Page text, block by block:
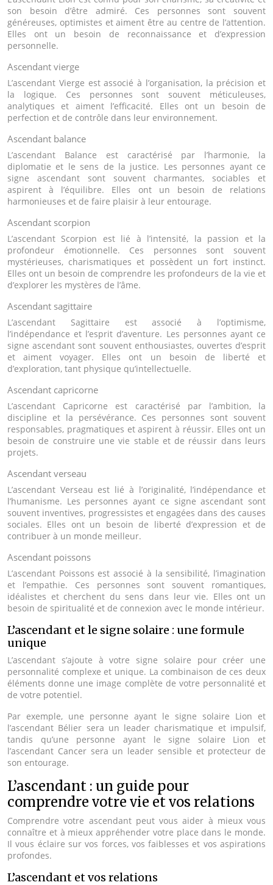
son besoin d’être admiré. Ces personnes sont souvent
généreuses, optimistes et aiment être au centre de l’attention.
Elles ont un besoin de reconnaissance et d’expression
personnelle.
Ascendant vierge
L’ascendant Vierge est associé à l’organisation, la précision et
la logique. Ces personnes sont souvent méticuleuses,
analytiques et aiment l’efficacité. Elles ont un besoin de
perfection et de contrôle dans leur environnement.
Ascendant balance
L’ascendant Balance est caractérisé par l’harmonie, la
diplomatie et le sens de la justice. Les personnes ayant ce
signe ascendant sont souvent charmantes, sociables et
aspirent à l’équilibre. Elles ont un besoin de relations
harmonieuses et de faire plaisir à leur entourage.
Ascendant scorpion
L’ascendant Scorpion est lié à l’intensité, la passion et la
profondeur émotionnelle. Ces personnes sont souvent
mystérieuses, charismatiques et possèdent un fort instinct.
Elles ont un besoin de comprendre les profondeurs de la vie et
d’explorer les mystères de l’âme.
Ascendant sagittaire
L’ascendant Sagittaire est associé à l’optimisme,
l’indépendance et l’esprit d’aventure. Les personnes ayant ce
signe ascendant sont souvent enthousiastes, ouvertes d’esprit
et aiment voyager. Elles ont un besoin de liberté et
d’exploration, tant physique qu’intellectuelle.
Ascendant capricorne
L’ascendant Capricorne est caractérisé par l’ambition, la
discipline et la persévérance. Ces personnes sont souvent
responsables, pragmatiques et aspirent à réussir. Elles ont un
besoin de construire une vie stable et de réussir dans leurs
projets.
Ascendant verseau
L’ascendant Verseau est lié à l’originalité, l’indépendance et
l’humanisme. Les personnes ayant ce signe ascendant sont
souvent inventives, progressistes et engagées dans des causes
sociales. Elles ont un besoin de liberté d’expression et de
contribuer à un monde meilleur.
Ascendant poissons
L’ascendant Poissons est associé à la sensibilité, l’imagination
et l’empathie. Ces personnes sont souvent romantiques,
idéalistes et cherchent du sens dans leur vie. Elles ont un
besoin de spiritualité et de connexion avec le monde intérieur.
L’ascendant et le signe solaire : une formule
unique
L’ascendant s’ajoute à votre signe solaire pour créer une
personnalité complexe et unique. La combinaison de ces deux
éléments donne une image complète de votre personnalité et
de votre potentiel.
Par exemple, une personne ayant le signe solaire Lion et
l’ascendant Bélier sera un leader charismatique et impulsif,
tandis qu’une personne ayant le signe solaire Lion et
l’ascendant Cancer sera un leader sensible et protecteur de
son entourage.
L’ascendant : un guide pour
comprendre votre vie et vos relations
Comprendre votre ascendant peut vous aider à mieux vous
connaître et à mieux appréhender votre place dans le monde.
Il vous éclaire sur vos forces, vos faiblesses et vos aspirations
profondes.
L’ascendant et vos relations